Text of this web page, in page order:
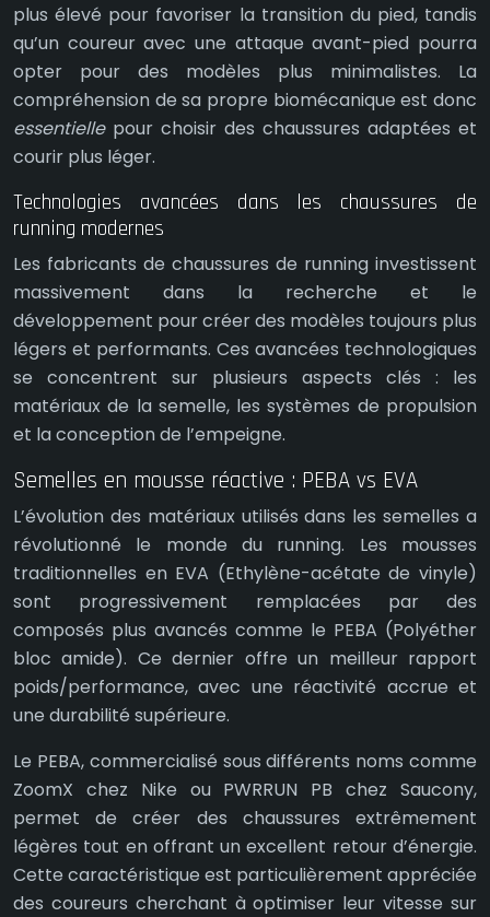
plus élevé pour favoriser la transition du pied, tandis
qu’un coureur avec une attaque avant-pied pourra
opter pour des modèles plus minimalistes. La
compréhension de sa propre biomécanique est donc
essentielle pour choisir des chaussures adaptées et
courir plus léger.
Technologies avancées dans les chaussures de
running modernes
Les fabricants de chaussures de running investissent
massivement dans la recherche et le
développement pour créer des modèles toujours plus
légers et performants. Ces avancées technologiques
se concentrent sur plusieurs aspects clés : les
matériaux de la semelle, les systèmes de propulsion
et la conception de l’empeigne.
Semelles en mousse réactive : PEBA vs EVA
L’évolution des matériaux utilisés dans les semelles a
révolutionné le monde du running. Les mousses
traditionnelles en EVA (Ethylène-acétate de vinyle)
sont progressivement remplacées par des
composés plus avancés comme le PEBA (Polyéther
bloc amide). Ce dernier offre un meilleur rapport
poids/performance, avec une réactivité accrue et
une durabilité supérieure.
Le PEBA, commercialisé sous différents noms comme
ZoomX chez Nike ou PWRRUN PB chez Saucony,
permet de créer des chaussures extrêmement
légères tout en offrant un excellent retour d’énergie.
Cette caractéristique est particulièrement appréciée
des coureurs cherchant à optimiser leur vitesse sur